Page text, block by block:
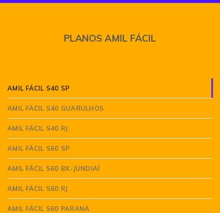
PLANOS AMIL FÁCIL
AMIL FÁCIL S40 SP
AMIL FÁCIL S40 GUARULHOS
AMIL FÁCIL S40 RJ
AMIL FÁCIL S60 SP
AMIL FÁCIL S60 BX-JUNDIAÍ
AMIL FÁCIL S60 RJ
AMIL FÁCIL S60 PARANÁ